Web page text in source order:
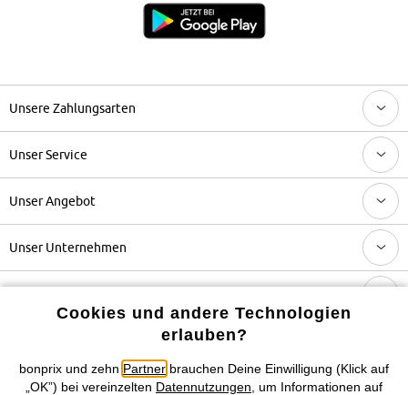
Unsere Zahlungsarten
Unser Service
Unser Angebot
Unser Unternehmen
Cookies und andere Technologien
erlauben?
bonprix und zehn Partner brauchen Deine Einwilligung (Klick auf
„OK”) bei vereinzelten Datennutzungen , um Informationen auf